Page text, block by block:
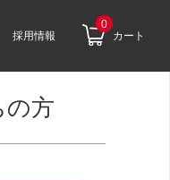
採用情報
0
カート
の方